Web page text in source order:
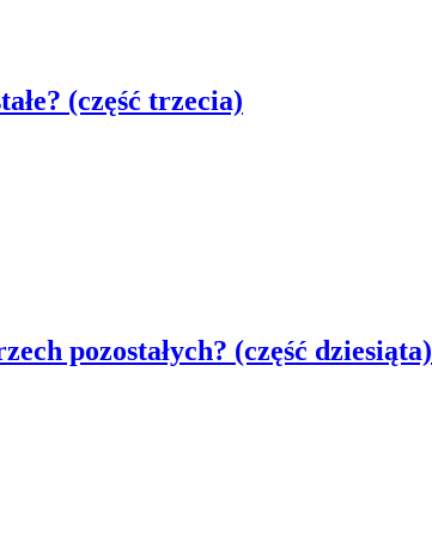
(część trzecia)
pozostałych? (część dziesiąta)